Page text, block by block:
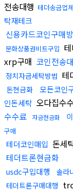
전송대행 테더송금업체
탁재테크
신용카드코인구매
문화상품권비트구입
xrp구매 코인전송
정치자금세탁방법 테
돈현금화 모든코인
인돈세탁 오다집수
수수료
자금현금화
구매
테더코인매입 돈세
테더트론현금화
usdc구입대행 솔라
테더트론구매대행